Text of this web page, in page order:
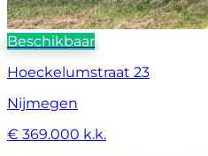
Beschikbaar
Hoeckelumstraat 23
Nijmegen
€ 369.000 k.k.